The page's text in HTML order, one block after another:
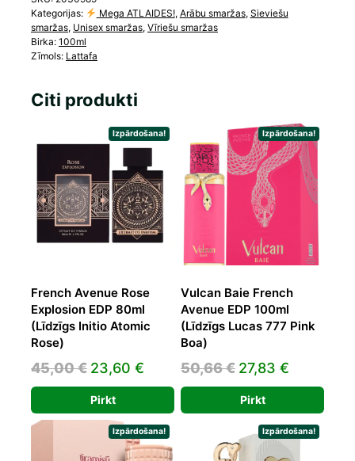
Kategorijas:
Mega ATLAIDES!, Arābu smaržas, Sieviešu
smaržas, Unisex smaržas, Vīriešu smaržas
Birka: 100ml
Zīmols: Lattafa
Citi produkti
Izpārdošana!
French Avenue Rose
Explosion EDP 80ml
(Līdzīgs Initio Atomic
Rose)
45,00€ Original
price
was:
45,00 €.
23,60 € Current
price
is:
23,60 €.
Pirkt
Izpārdošana!
Vulcan Baie French
Avenue EDP 100ml
(Līdzīgs Lucas 777 Pink
Boa)
50,66€ Original
price
was:
50,66 €.
27,83 €
price
is:
27,83 €.
Pirkt
Izpārdošana! Izpārdošana!